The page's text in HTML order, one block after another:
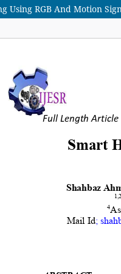
Using RGB And Motion